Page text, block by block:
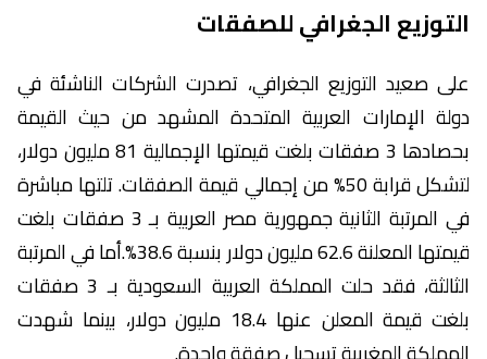
التوزيع الجغرافي للصفقات
على صعيد التوزيع الجغرافي، تصدرت الشركات الناشئة في
دولة الإمارات العربية المتحدة المشهد من حيث القيمة
بحصادها 3 صفقات بلغت قيمتها الإجمالية 81 مليون دولار،
لتشكل قرابة 50% من إجمالي قيمة الصفقات. تلتها مباشرة
في المرتبة الثانية جمهورية مصر العربية بـ 3 صفقات بلغت
قيمتها المعلنة 62.6 مليون دولار بنسبة 38.6%.أما في المرتبة
الثالثة، فقد حلت المملكة العربية السعودية بـ 3 صفقات
بلغت قيمة المعلن عنها 18.4 مليون دولار، بينما شهدت